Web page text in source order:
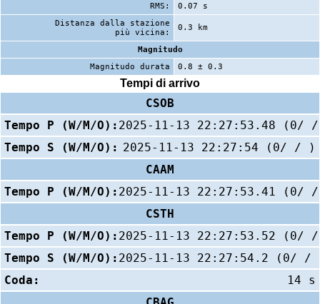
RMS:
0.07 s
Distanza dalla stazione
più vicina:
0.3 km
Magnitudo
Magnitudo durata
0.8 ± 0.3
Tempi di arrivo
CSOB
Tempo P (W/M/O): 2025-11-13 22:27:53.48 (0/
Tempo S (W/M/O): 2025-11-13 22:27:54 (0/ / )
CAAM
Tempo P (W/M/O): 2025-11-13 22:27:53.41 (0/
CSTH
Tempo P (W/M/O): 2025-11-13 22:27:53.52 (0/
Tempo S (W/M/O): 2025-11-13 22:27:54.2 (0/ /
Coda:
14 s